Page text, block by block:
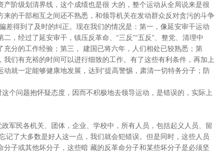
阶级划清界线，这个成绩也是很 大的，整个运动从全局说来是很
的干部相互之间还不熟悉，和领导机关在发动群众反对贪污的斗争
差得到了及时的纠正。现在我们的情况是：第一，像延安审干运动
，经过了延安审干，镇压反革命、“三反”“五反”、整党、清理中
分的工作经验；第三， 建国已将六年，人们相处已较熟悉；第
们有充裕的时间可以进行细致的工作。有了这些有利条件，再加上
就一定能够健康地发展，达到“提高警惕，肃清一切特务分子；防
问题抱怀疑态度，因而不积极地去领导运动，是错误的，实际上
民各机关、团体，企业、学校中，所有人员，包括起义人员、留
记了大多数是好人这一点，我们就会犯错误。但是同时，这些人员
子或其他坏分子，这些暗 藏的反革命分子和某些坏分子是必须坚